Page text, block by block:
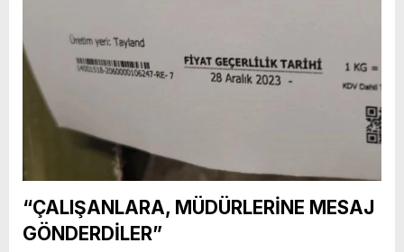
“ÇALIŞANLARA, MÜDÜRLERİNE MESAJ
GÖNDERDİLER”